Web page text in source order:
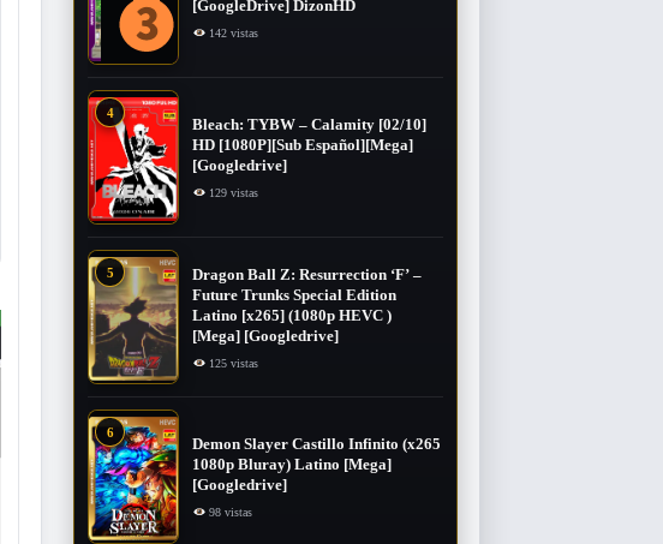
[GoogleDrive] DizonHD
142 vistas
4
Bleach: TYBW – Calamity [02/10]
HD [1080P][Sub Español][Mega]
[Googledrive]
129 vistas
5
Dragon Ball Z: Resurrection ‘F’ –
Future Trunks Special Edition
Latino [x265] (1080p HEVC )
[Mega] [Googledrive]
125 vistas
6
Demon Slayer Castillo Infinito (x265
1080p Bluray) Latino [Mega]
[Googledrive]
98 vistas